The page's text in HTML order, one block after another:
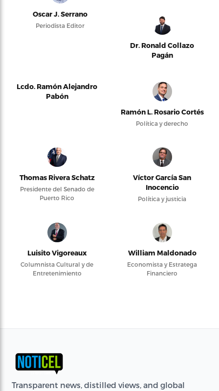
Oscar J. Serrano
Periodista Editor
Dr. Ronald Collazo
Pagán
Lcdo. Ramón Alejandro
Pabón
Ramón L. Rosario Cortés
Política y derecho
Thomas Rivera Schatz
Presidente del Senado de
Puerto Rico
Víctor García San
Inocencio
Política y justicia
Luisito Vigoreaux
Columnista Cultural y de
Entretenimiento
William Maldonado
Economista y Estratega
Financiero
Transparent news, distilled views, and global